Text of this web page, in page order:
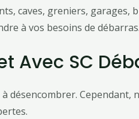
caves, greniers, garages,
à vos besoins de débarras.
Avec SC
désencombrer. Cependant,